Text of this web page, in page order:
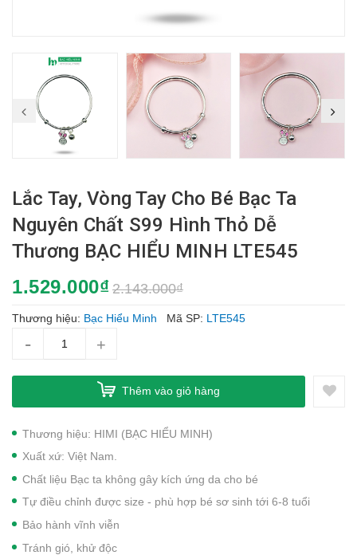
Lắc Tay, Vòng Tay Cho Bé Bạc Ta
Nguyên Chất S99 Hình Thỏ Dễ
Thương BẠC HIỂU MINH LTE545
1.529.000₫ 2.143.000₫
Thương hiệu: Bạc Hiểu Minh Mã SP: LTE545
- +
Thêm vào giỏ hàng
Thương hiệu: HIMI (BẠC HIỂU MINH)
Xuất xứ: Việt Nam.
Chất liệu Bạc ta không gây kích ứng da cho bé
Tự điều chỉnh được size - phù hợp bé sơ sinh tới 6-8 tuổi
Bảo hành vĩnh viễn
Tránh gió, khử độc